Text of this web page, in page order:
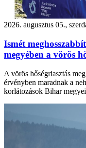
2026. augusztus 05.,
Ismét
megyében a vörös
A vörös hőségriasztás
érvényben maradnak a
korlátozások Bihar